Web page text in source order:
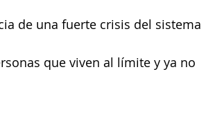
de una fuerte crisis del sistema
que viven al límite y ya no